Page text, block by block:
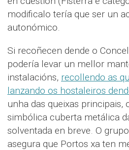
modificalo tería que ser un
autonómico.
Si recoñecen dende o
podería levar un mellor
instalacións, recollendo as
lanzando os hostaleiros
unha das queixas principais,
simbólica cuberta metálica
solventada en breve. O
asegura que Portos xa ten